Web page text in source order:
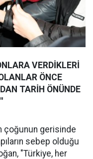
VERDİKLERİ
ÖNCE
TARİH ÖNÜNDE
çoğunun gerisinde
sebep olduğu
"Türkiye, her